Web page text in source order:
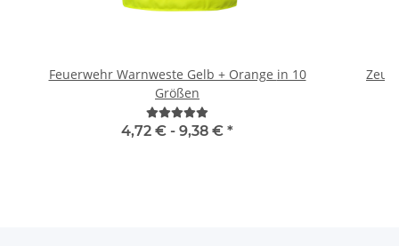
Feuerwehr Warnweste Gelb + Orange in 10
Größen
4,72 € - 9,38 € *